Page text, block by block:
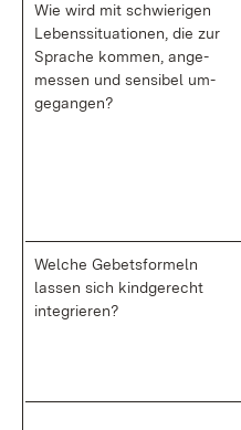
Wie wird mit schwie­ri­gen
Le­bens­si­tua­tio­nen, die zur
Spra­che kom­men, an­ge­
mes­sen und sen­si­bel um­
ge­gan­gen?
Wel­che Ge­bets­for­meln
las­sen sich kind­ge­recht
in­te­grie­ren?